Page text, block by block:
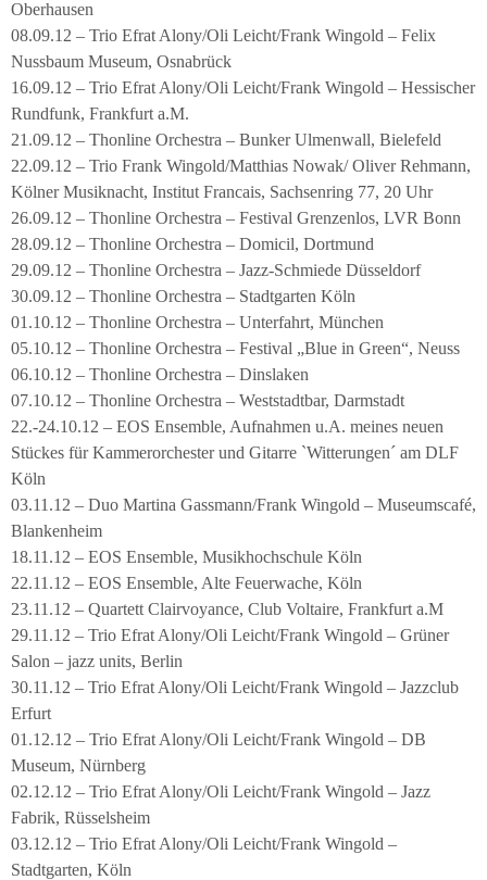
Oberhausen
08.09.12 – Trio Efrat Alony/Oli Leicht/Frank Wingold – Felix
Nussbaum Museum, Osnabrück
16.09.12 – Trio Efrat Alony/Oli Leicht/Frank Wingold – Hessischer
Rundfunk, Frankfurt a.M.
21.09.12 – Thonline Orchestra – Bunker Ulmenwall, Bielefeld
22.09.12 – Trio Frank Wingold/Matthias Nowak/ Oliver Rehmann,
Kölner Musiknacht, Institut Francais, Sachsenring 77, 20 Uhr
26.09.12 – Thonline Orchestra – Festival Grenzenlos, LVR Bonn
28.09.12 – Thonline Orchestra – Domicil, Dortmund
29.09.12 – Thonline Orchestra – Jazz-Schmiede Düsseldorf
30.09.12 – Thonline Orchestra – Stadtgarten Köln
01.10.12 – Thonline Orchestra – Unterfahrt, München
05.10.12 – Thonline Orchestra – Festival „Blue in Green“, Neuss
06.10.12 – Thonline Orchestra – Dinslaken
07.10.12 – Thonline Orchestra – Weststadtbar, Darmstadt
22.-24.10.12 – EOS Ensemble, Aufnahmen u.A. meines neuen
Stückes für Kammerorchester und Gitarre `Witterungen´ am DLF
Köln
03.11.12 – Duo Martina Gassmann/Frank Wingold – Museumscafé,
Blankenheim
18.11.12 – EOS Ensemble, Musikhochschule Köln
22.11.12 – EOS Ensemble, Alte Feuerwache, Köln
23.11.12 – Quartett Clairvoyance, Club Voltaire, Frankfurt a.M
29.11.12 – Trio Efrat Alony/Oli Leicht/Frank Wingold – Grüner
Salon – jazz units, Berlin
30.11.12 – Trio Efrat Alony/Oli Leicht/Frank Wingold – Jazzclub
Erfurt
01.12.12 – Trio Efrat Alony/Oli Leicht/Frank Wingold – DB
Museum, Nürnberg
02.12.12 – Trio Efrat Alony/Oli Leicht/Frank Wingold – Jazz
Fabrik, Rüsselsheim
03.12.12 – Trio Efrat Alony/Oli Leicht/Frank Wingold –
Stadtgarten, Köln